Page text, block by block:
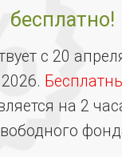
бесплатно!
с 20
на 2